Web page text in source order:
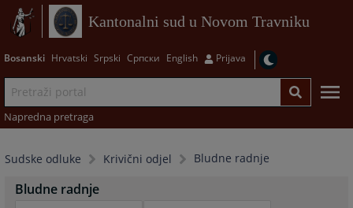
Kantonalni sud u Novom Travniku
Bosanski Hrvatski Srpski Српски English Prijava
Napredna pretraga
Sudske odluke Krivični odjel Bludne radnje
Bludne radnje